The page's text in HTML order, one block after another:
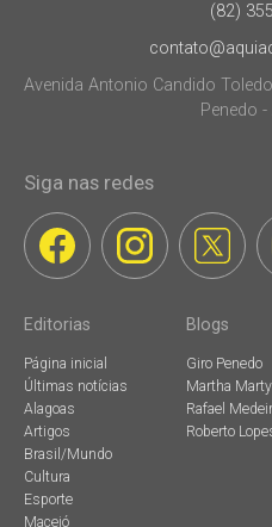
(82)
Avenida Antonio Candido
Penedo
Siga nas redes
Editorias
Página inicial
Últimas notícias
Alagoas
Artigos
Brasil/Mundo
Cultura
Esporte
Maceió
Blogs
Giro Penedo
Martha
Rafael
Roberto